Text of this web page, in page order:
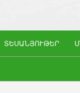
ՏԵՍԱՆՅՈՒԹԵՐ